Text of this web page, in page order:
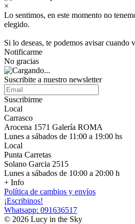
×
Lo sentimos, en este momento no
elegido.
Si lo deseas, te podemos avisar cuando
Notificarme
No gracias
Suscribite a nuestro newsletter
Suscribirme
Local
Carrasco
Arocena 1571 Galería ROMA
Lunes a sábados de 11:00 a 19:00 hs
Local
Punta Carretas
Solano Garcia 2515
Lunes a sábados de 10:00 a 20:00 h
+ Info
Política de cambios y envíos
¡Escribinos!
Whatsapp: 091636517
© 2026 Lucy in the Sky